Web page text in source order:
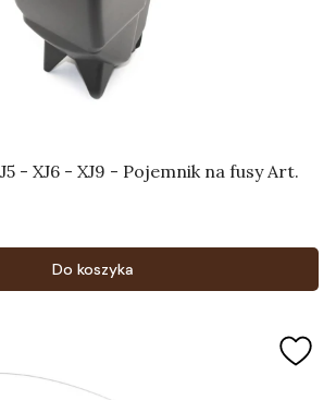
- XJ6 - XJ9 - Pojemnik na fusy Art.
Do koszyka